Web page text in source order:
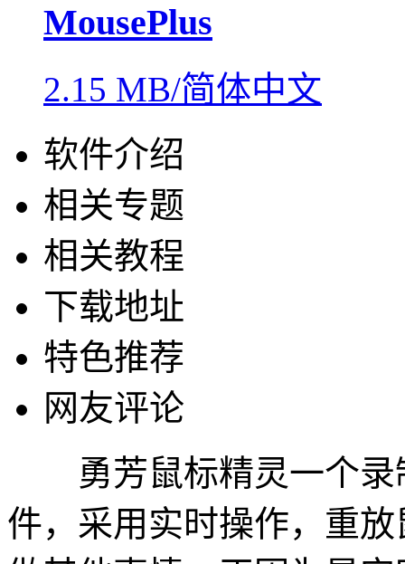
MousePlus
2.15 MB/简体中文
软件介绍
相关专题
相关教程
下载地址
特色推荐
网友评论
勇芳鼠标精灵一个录
件，采用实时操作，重